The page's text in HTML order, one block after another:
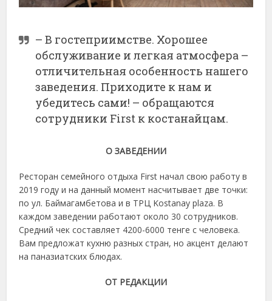
– В гостеприимстве. Хорошее
обслуживание и легкая атмосфера –
отличительная особенность нашего
заведения. Приходите к нам и
убедитесь сами! – обращаются
сотрудники First к костанайцам.
О ЗАВЕДЕНИИ
Ресторан семейного отдыха First начал свою работу в
2019 году и на данный момент насчитывает две точки:
по ул. Баймагамбетова и в ТРЦ Kostanay plaza. В
каждом заведении работают около 30 сотрудников.
Средний чек составляет 4200-6000 тенге с человека.
Вам предложат кухню разных стран, но акцент делают
на паназиатских блюдах.
ОТ РЕДАКЦИИ